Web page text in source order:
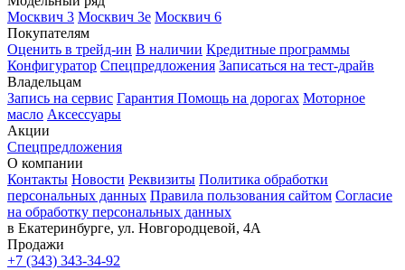
Москвич 3 Москвич 3е Москвич 6
Покупателям
Оценить в трейд-ин В наличии Кредитные программы
Конфигуратор Спецпредложения Записаться на тест-драйв
Владельцам
Запись на сервис Гарантия Помощь на дорогах Моторное
масло Аксессуары
Акции
Спецпредложения
О компании
Контакты Новости Реквизиты Политика обработки
персональных данных Правила пользования сайтом Согласие
на обработку персональных данных
в Екатеринбурге, ул. Новгородцевой, 4А
Продажи
+7 (343) 343-34-92